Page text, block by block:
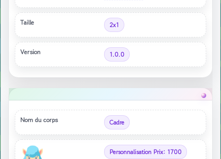
Taille 2x1
Version 1.0.0
Nom du corps Cadre
Personnalisation Prix: 1700